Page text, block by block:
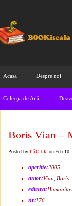
Acasa Despre noi
Colecţia de Artă
Boris Vian –
Posted by Ilă Citilă on Feb 10,
aparitie:2005
autor:Vian, Boris
editura:Humanitas
nr:176